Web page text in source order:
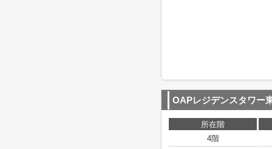
OAPレジデンスタワー
所在階
4階